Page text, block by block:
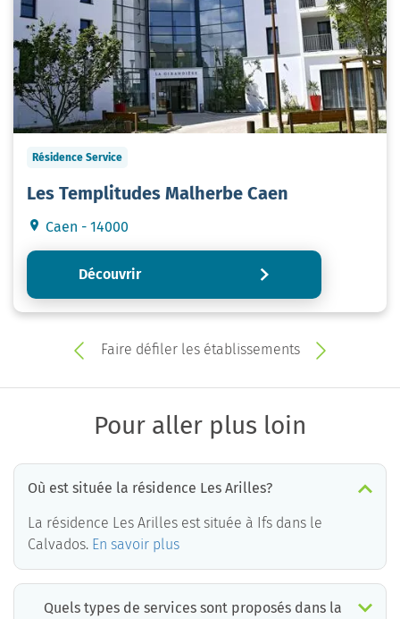
Résidence Service
Les Templitudes Malherbe Caen
Caen - 14000
Découvrir
Faire défiler les établissements
Pour aller plus loin
Où est située la résidence Les Arilles?
La résidence Les Arilles est située à Ifs dans le
Calvados. En savoir plus
Quels types de services sont proposés dans la